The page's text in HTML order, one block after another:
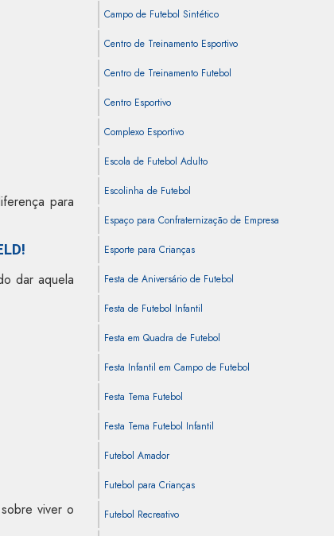
para
dar aquela
viver o
Campo de Futebol Sintético
Centro de Treinamento Esportivo
Centro de Treinamento Futebol
Centro Esportivo
Complexo Esportivo
Escola de Futebol Adulto
Escolinha de Futebol
Espaço para Confraternização de Empresa
Esporte para Crianças
Festa de Aniversário de Futebol
Festa de Futebol Infantil
Festa em Quadra de Futebol
Festa Infantil em Campo de Futebol
Festa Tema Futebol
Festa Tema Futebol Infantil
Futebol Amador
Futebol para Crianças
Futebol Recreativo